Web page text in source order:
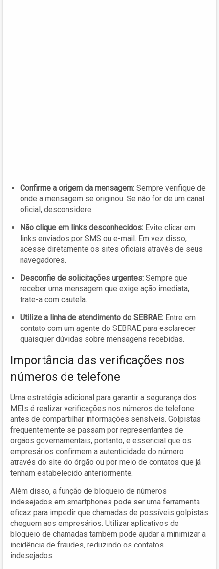
Confirme a origem da mensagem: Sempre verifique de
onde a mensagem se originou. Se não for de um canal
oficial, desconsidere.
Não clique em links desconhecidos: Evite clicar em
links enviados por SMS ou e-mail. Em vez disso,
acesse diretamente os sites oficiais através de seus
navegadores.
Desconfie de solicitações urgentes: Sempre que
receber uma mensagem que exige ação imediata,
trate-a com cautela.
Utilize a linha de atendimento do SEBRAE: Entre em
contato com um agente do SEBRAE para esclarecer
quaisquer dúvidas sobre mensagens recebidas.
Importância das verificações nos
números de telefone
Uma estratégia adicional para garantir a segurança dos
MEIs é realizar verificações nos números de telefone
antes de compartilhar informações sensíveis. Golpistas
frequentemente se passam por representantes de
órgãos governamentais, portanto, é essencial que os
empresários confirmem a autenticidade do número
através do site do órgão ou por meio de contatos que já
tenham estabelecido anteriormente.
Além disso, a função de bloqueio de números
indesejados em smartphones pode ser uma ferramenta
eficaz para impedir que chamadas de possíveis golpistas
cheguem aos empresários. Utilizar aplicativos de
bloqueio de chamadas também pode ajudar a minimizar a
incidência de fraudes, reduzindo os contatos
indesejados.